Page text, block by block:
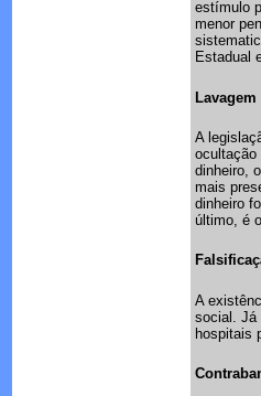
estímulo
menor
Estadual
A
ocultação
dinheiro,
mais
dinheiro
último, é
A
social. Já
hospitais